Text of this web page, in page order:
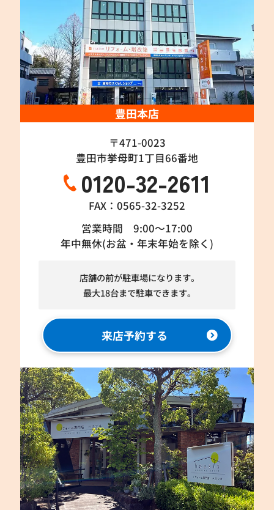
豊田本店
〒471-0023
豊田市挙母町1丁目66番地
0120-32-2611
FAX：0565-32-3252
営業時間 9:00～17:00
年中無休(お盆・年末年始を除く)
店舗の前が駐車場になります。
最大18台まで駐車できます。
来店予約する